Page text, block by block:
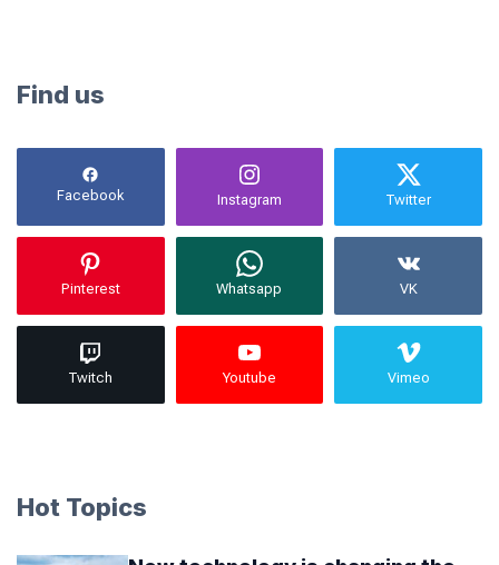
Find us
Facebook Instagram Twitter
Pinterest Whatsapp VK
Twitch Youtube Vimeo
Hot Topics